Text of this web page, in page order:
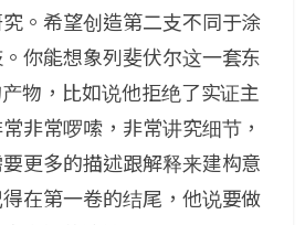
。希望创造第二支不同于涂
你能想象列斐伏尔这一套东
物，比如说他拒绝了实证主
非常啰嗦，非常讲究细节，
更多的描述跟解释来建构意
在第一卷的结尾，他说要做